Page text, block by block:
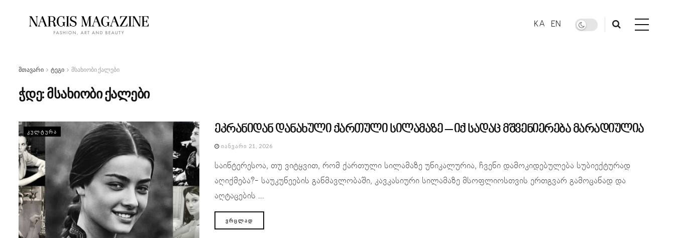
KA EN
მთავარი ტეგი მსახიობი ქალები
ჭდე:მსახიობი ქალები
ᲙᲣᲚᲢᲣᲠᲐ ეკრანიდან დანახული ქართული სილამაზე – იქ სადაც მშვენიერება მარადიულია
ᲘᲐᲜᲕᲐᲠᲘ 21, 2026
საინტერესოა, თუ ვიტყვით, რომ ქართული სილამაზე უნიკალურია, ჩვენი დამოკიდებულება სუბიექტურად
აღიქმება?- საუკუნეების განმავლობაში, კავკასიური სილამაზე მსოფლიოსთვის ერთგვარ გამოცანად და
აღტაცების ...
ᲕᲠᲪᲚᲐᲓ